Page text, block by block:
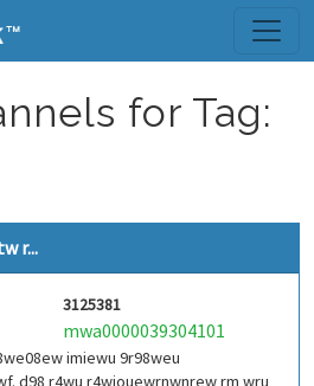
for Tag:
r...
3125381
mwa0000039304101
imiewu 9r98weu
d98 r4wu r4wiouewrnwnrew rm wru